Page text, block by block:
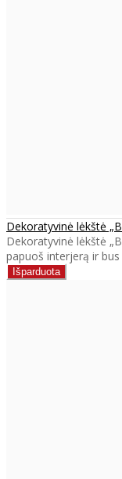
Dekoratyvinė lėkštė
Dekoratyvinė lėkštė
papuoš interjerą ir bus